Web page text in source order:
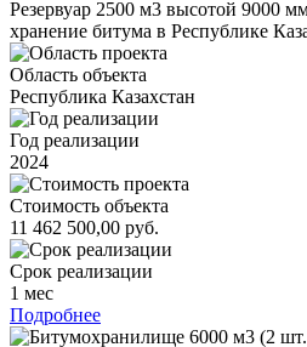
Резервуар 2500 м3 высотой 9000
хранение битума в Республике
Область объекта
Республика Казахстан
Год реализации
2024
Стоимость объекта
11 462 500,00 руб.
Срок реализации
1 мес
Подробнее